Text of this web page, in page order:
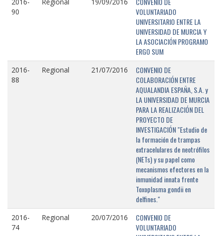
90
VOLUNTARIADO
UNIVERSITARIO ENTRE LA
UNIVERSIDAD DE MURCIA Y
LA ASOCIACIÓN PROGRAMO
ERGO SUM
2016-
88
Regional 21/07/2016
CONVENIO DE
COLABORACIÓN ENTRE
AQUALANDIA ESPAÑA, S.A. y
LA UNIVERSIDAD DE MURCIA
PARA LA REALIZACIÓN DEL
PROYECTO DE
INVESTIGACIÓN "Estudio de
la formación de trampas
extracelulares de neotrófilos
(NETs) y su papel como
mecanismos efectores en la
inmunidad innata frente
Toxoplasma gondii en
delfines."
2016-
74
Regional 20/07/2016
CONVENIO DE
VOLUNTARIADO